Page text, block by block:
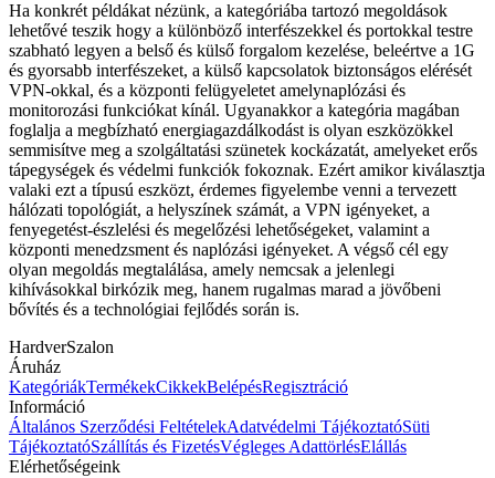
Ha konkrét példákat nézünk, a kategóriába tartozó megoldások
lehetővé teszik hogy a különböző interfészekkel és portokkal testre
szabható legyen a belső és külső forgalom kezelése, beleértve a 1G
és gyorsabb interfészeket, a külső kapcsolatok biztonságos elérését
VPN-okkal, és a központi felügyeletet amelynaplózási és
monitorozási funkciókat kínál. Ugyanakkor a kategória magában
foglalja a megbízható energiagazdálkodást is olyan eszközökkel
semmisítve meg a szolgáltatási szünetek kockázatát, amelyeket erős
tápegységek és védelmi funkciók fokoznak. Ezért amikor kiválasztja
valaki ezt a típusú eszközt, érdemes figyelembe venni a tervezett
hálózati topológiát, a helyszínek számát, a VPN igényeket, a
fenyegetést-észlelési és megelőzési lehetőségeket, valamint a
központi menedzsment és naplózási igényeket. A végső cél egy
olyan megoldás megtalálása, amely nemcsak a jelenlegi
kihívásokkal birkózik meg, hanem rugalmas marad a jövőbeni
bővítés és a technológiai fejlődés során is.
HardverSzalon
Áruház
KategóriákTermékekCikkekBelépésRegisztráció
Információ
Általános Szerződési FeltételekAdatvédelmi TájékoztatóSüti
TájékoztatóSzállítás és FizetésVégleges AdattörlésElállás
Elérhetőségeink